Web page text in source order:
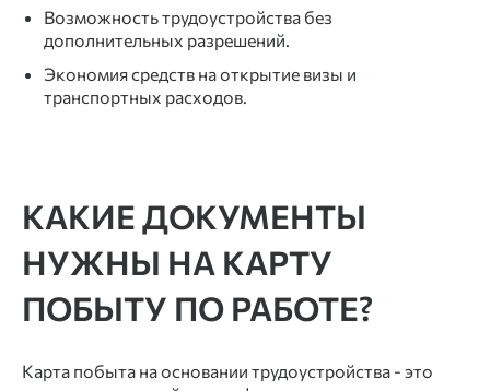
Возможность трудоустройства без
дополнительных разрешений.
Экономия средств на открытие визы и
транспортных расходов.
КАКИЕ ДОКУМЕНТЫ
НУЖНЫ НА КАРТУ
ПОБЫТУ ПО РАБОТЕ?
Карта побыта на основании трудоустройства - это